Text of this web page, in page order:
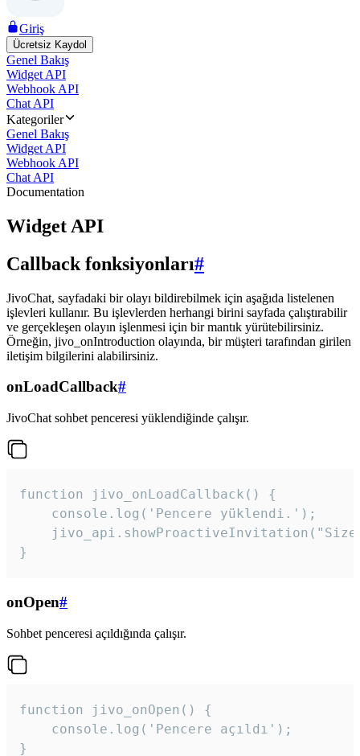
Giriş
Ücretsiz Kaydol
Genel Bakış
Widget API
Webhook API
Chat API
Kategoriler
Genel Bakış
Widget API
Webhook API
Chat API
Documentation
Widget API
Callback fonksiyonları#
JivoChat, sayfadaki bir olayı bildirebilmek için aşağıda listelenen
işlevleri kullanır. Bu işlevlerden herhangi birini sayfada çalıştırabilir
ve gerçekleşen olayın işlenmesi için bir mantık yürütebilirsiniz.
Örneğin, jivo_onIntroduction olayında, bir müşteri tarafından girilen
iletişim bilgilerini alabilirsiniz.
onLoadCallback#
JivoChat sohbet penceresi yüklendiğinde çalışır.
function jivo_onLoadCallback() {
    console.log('Pencere yüklendi.');
}
onOpen#
Sohbet penceresi açıldığında çalışır.
function jivo_onOpen() {
    console.log('Pencere açıldı');
}